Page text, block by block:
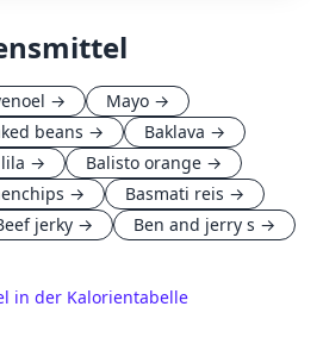
→ Mayo →
beans → Baklava →
→ Balisto orange →
→ Basmati reis →
jerky → Ben and jerry s →
in der Kalorientabelle